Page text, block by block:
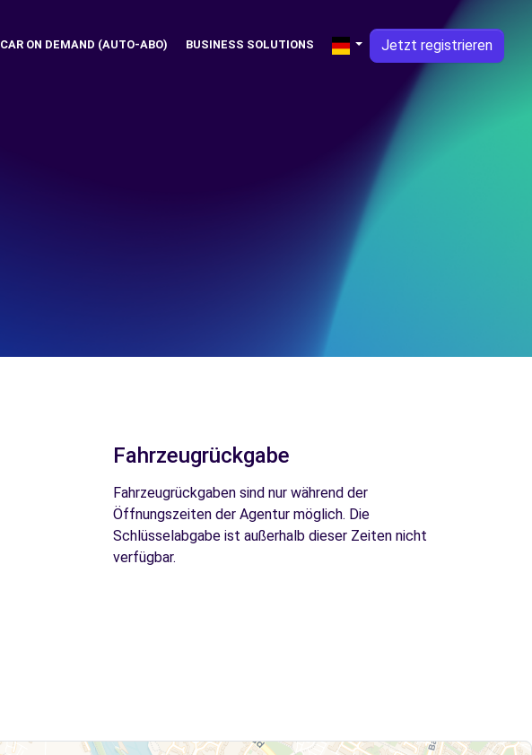
CAR ON DEMAND (AUTO-ABO) BUSINESS SOLUTIONS Jetzt registrieren
Fahrzeugrückgabe
Fahrzeugrückgaben sind nur während der
Öffnungszeiten der Agentur möglich. Die
Schlüsselabgabe ist außerhalb dieser Zeiten nicht
verfügbar.